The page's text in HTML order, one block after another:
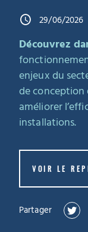
29/06/2026
Découvrez
enjeux du
de conception
améliorer
installations.
VOIR LE
Partager